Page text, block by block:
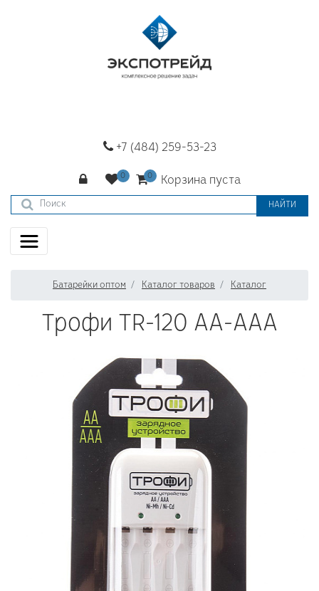
+7 (484) 259-53-23
Корзина пуста
НАЙТИ
Батарейки оптом Каталог товаров Каталог
Трофи TR-120 AA-AAA